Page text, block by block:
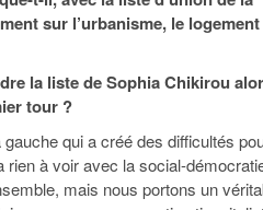
d'articlesCahier d’expert à destination des
Plus d'articles
16 juillet 2026
sur l’urbanisme, le
la liste de Sophia Chikirou
tour ?
qui a créé des difficultés
rien à voir avec la social-
mais nous portons un